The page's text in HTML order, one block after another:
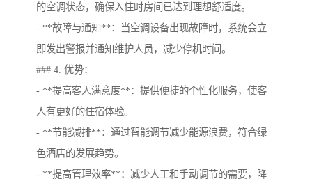
的空调状态，确保入住时房间已达到理想舒适度。
- **故障与通知**：当空调设备出现故障时，系统会立
即发出警报并通知维护人员，减少停机时间。
### 4. 优势：
- **提高客人满意度**：提供便捷的个性化服务，使客
人有更好的住宿体验。
- **节能减排**：通过智能调节减少能源浪费，符合绿
色酒店的发展趋势。
- **提高管理效率**：减少人工和手动调节的需要，降